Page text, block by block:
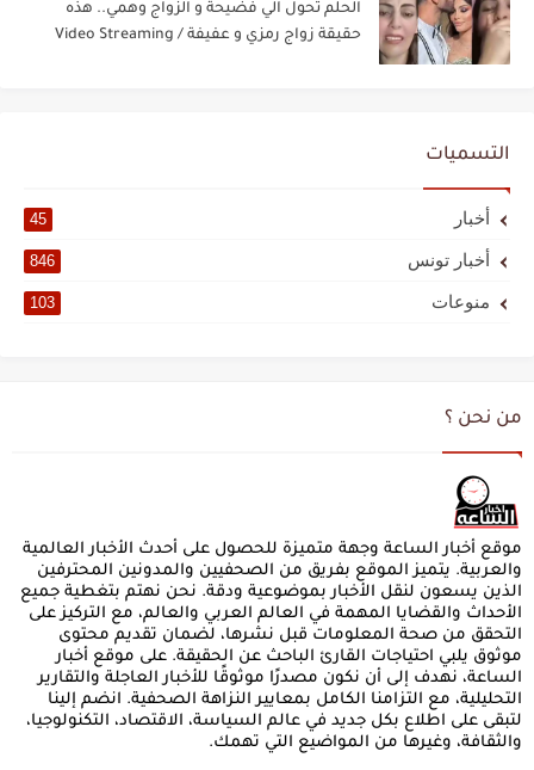
الحلم تحول الي فضيحة و الزواج وهمي.. هذه
حقيقة زواج رمزي و عفيفة / Video Streaming
التسميات
أخبار 45
أخبار تونس 846
منوعات 103
من نحن ؟
موقع أخبار الساعة وجهة متميزة للحصول على أحدث الأخبار العالمية
والعربية. يتميز الموقع بفريق من الصحفيين والمدونين المحترفين
الذين يسعون لنقل الأخبار بموضوعية ودقة. نحن نهتم بتغطية جميع
الأحداث والقضايا المهمة في العالم العربي والعالم، مع التركيز على
التحقق من صحة المعلومات قبل نشرها، لضمان تقديم محتوى
موثوق يلبي احتياجات القارئ الباحث عن الحقيقة. على موقع أخبار
الساعة، نهدف إلى أن نكون مصدرًا موثوقًا للأخبار العاجلة والتقارير
التحليلية، مع التزامنا الكامل بمعايير النزاهة الصحفية. انضم إلينا
لتبقى على اطلاع بكل جديد في عالم السياسة، الاقتصاد، التكنولوجيا،
والثقافة، وغيرها من المواضيع التي تهمك.